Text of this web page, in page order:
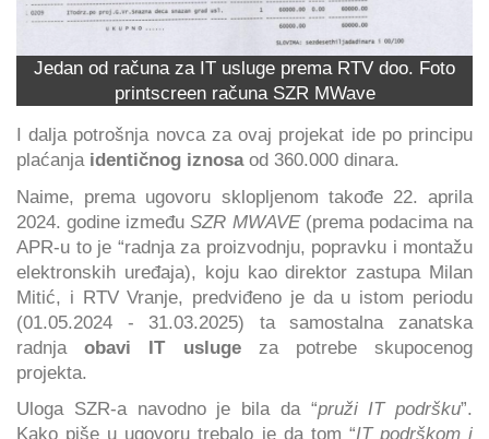
Jedan od računa za IT usluge prema RTV doo. Foto
printscreen računa SZR MWave
I dalja potrošnja novca za ovaj projekat ide po principu
plaćanja identičnog iznosaod 360.000 dinara.
Naime, prema ugovoru sklopljenom takođe 22. aprila
2024. godine izmeđuSZR MWAVE(prema podacima na
APR-u to je “radnja za proizvodnju, popravku i montažu
elektronskih uređaja), koju kao direktor zastupa Milan
Mitić, i RTV Vranje, predviđeno je da u istom periodu
(01.05.2024 - 31.03.2025) ta samostalna zanatska
radnjaobavi IT uslugeza potrebe skupocenog
projekta.
Uloga SZR-a navodno je bila da “pruži IT podršku”.
Kako piše u ugovoru trebalo je da tom “IT podrškom i